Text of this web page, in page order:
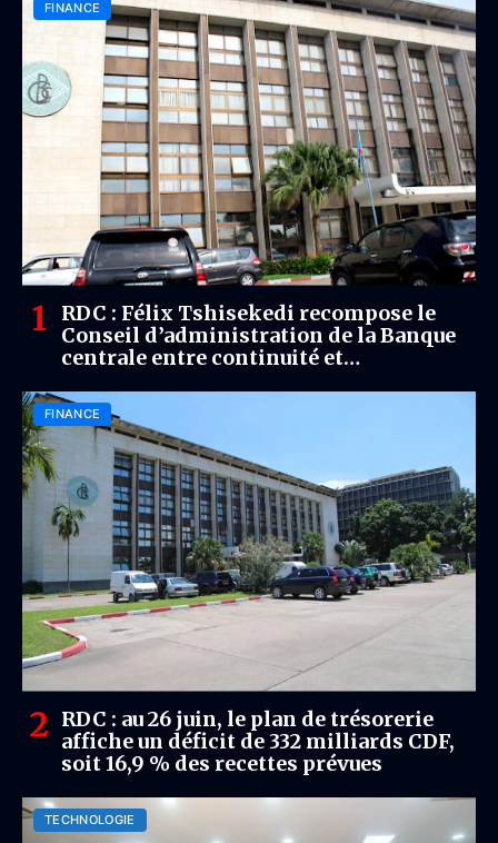
FINANCE
RDC : Félix Tshisekedi recompose le
Conseil d’administration de la Banque
centrale entre continuité et
FINANCE
RDC : au 26 juin, le plan de trésorerie
affiche un déficit de 332 milliards CDF,
soit 16,9 % des recettes prévues
TECHNOLOGIE